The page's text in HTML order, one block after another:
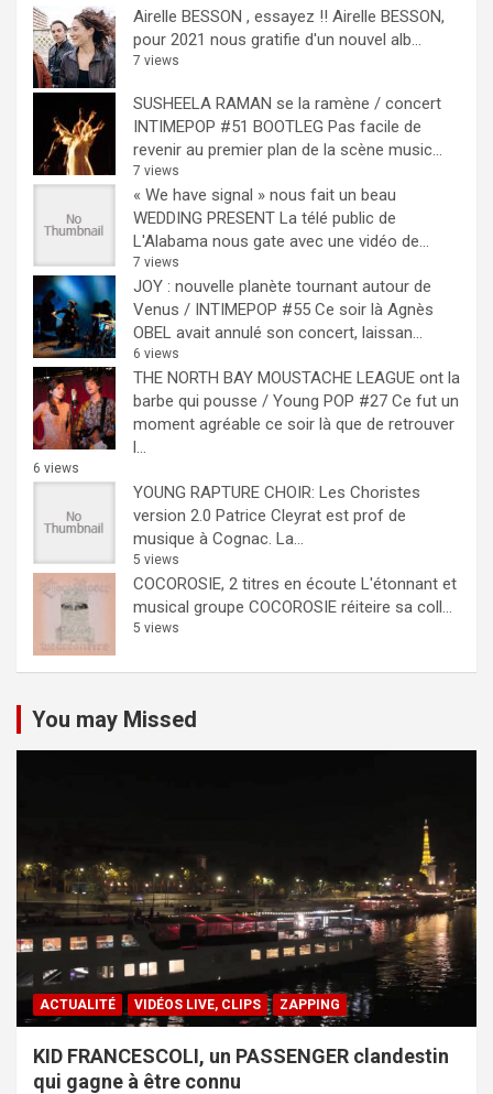
Airelle BESSON , essayez !! Airelle BESSON,
pour 2021 nous gratifie d'un nouvel alb...
7 views
SUSHEELA RAMAN se la ramène / concert
INTIMEPOP #51 BOOTLEG Pas facile de
revenir au premier plan de la scène music...
7 views
« We have signal » nous fait un beau
WEDDING PRESENT La télé public de
L'Alabama nous gate avec une vidéo de...
7 views
JOY : nouvelle planète tournant autour de
Venus / INTIMEPOP #55 Ce soir là Agnès
OBEL avait annulé son concert, laissan...
6 views
THE NORTH BAY MOUSTACHE LEAGUE ont la
barbe qui pousse / Young POP #27 Ce fut un
moment agréable ce soir là que de retrouver
l...
6 views
YOUNG RAPTURE CHOIR: Les Choristes
version 2.0 Patrice Cleyrat est prof de
musique à Cognac. La...
5 views
COCOROSIE, 2 titres en écoute L'étonnant et
musical groupe COCOROSIE réiteire sa coll...
5 views
You may Missed
ACTUALITÉ VIDÉOS LIVE, CLIPS ZAPPING
KID FRANCESCOLI, un PASSENGER clandestin
qui gagne à être connu